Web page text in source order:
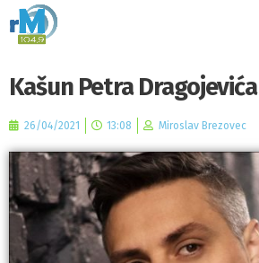
Kašun Petra Dragojevića
26/04/2021 13:08 Miroslav Brezovec